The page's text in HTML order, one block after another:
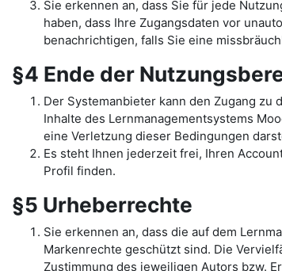
Sie erkennen an, dass Sie für jede
haben, dass Ihre Zugangsdaten vor
benachrichtigen, falls Sie eine
§4 Ende der
Der Systemanbieter kann den Zugang
Inhalte des Lernmanagementsystems
eine Verletzung dieser Bedingungen
Es steht Ihnen jederzeit frei, Ihren
Profil finden.
§5 Urheberrechte
Sie erkennen an, dass die auf dem
Markenrechte geschützt sind. Die
Zustimmung des jeweiligen Autors bzw.